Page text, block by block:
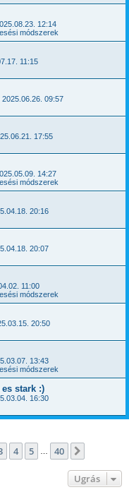
12:14
módszerek
11:15
2025.06.26. 09:57
17:55
14:27
módszerek
20:16
20:07
11:00
módszerek
20:50
13:43
módszerek
stark :)
16:30
4 5 40
Ugrás